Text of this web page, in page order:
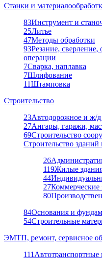
Станки и
83Инструмент и
25Литье
47Методы обработки
93Резание,
операции
7Сварка, наплавка
7Шлифование
11Штамповка
Строительство
23Автодорожное и ж/д
27Ангары, гаражи,
69Строительство
Строительство зданий
26
119Жилые
44
27Коммерческие
80
84Основания и
54Строительные
ЭМТП, ремонт, сервисное
111